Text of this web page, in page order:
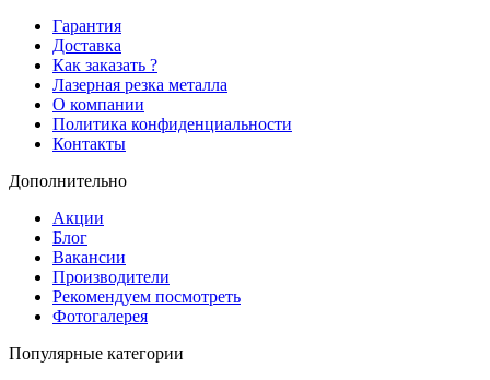
Гарантия
Доставка
Как заказать ?
Лазерная резка металла
О компании
Политика конфиденциальности
Контакты
Дополнительно
Акции
Блог
Вакансии
Производители
Рекомендуем посмотреть
Фотогалерея
Популярные категории